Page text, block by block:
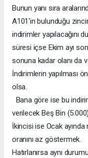
Bunun yanı sıra
A101'in bulunduğu
indirimler yapılacağını
süresi içse Ekim ayı
sonuna kadar olanı da
İndirimlerin yapılması
olsa.
Bana göre ise bu
verilecek Beş Bin
İkincisi ise Ocak
oranını az göstermek.
Hatırlanırsa aynı